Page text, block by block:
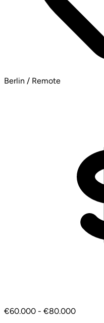
Berlin / Remote
€60.000 - €80.000